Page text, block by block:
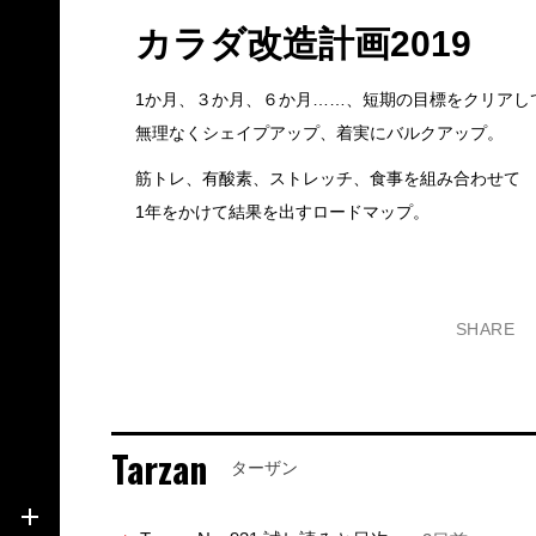
カラダ改造計画2019
1か月、３か月、６か月……、短期の目標をクリアし
無理なくシェイプアップ、着実にバルクアップ。
筋トレ、有酸素、ストレッチ、食事を組み合わせて
1年をかけて結果を出すロードマップ。
SHARE
Tarzan ターザン